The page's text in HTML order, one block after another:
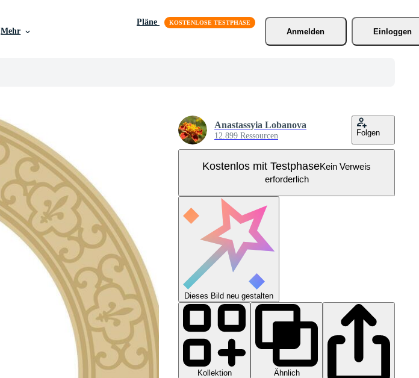
Mehr
Pläne
Anmelden
Einloggen
Anastassyia Lobanova
12.899 Ressourcen Folgen
Kostenlos mit TestphaseKein Verweis
erforderlich
Dieses Bild neu gestalten
Kollektion
Ähnlich